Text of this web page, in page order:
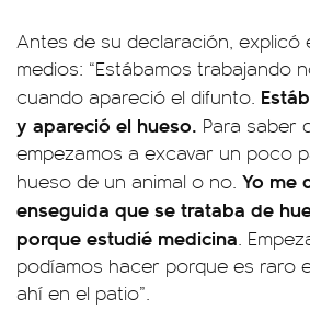
Antes de su declaración, explicó
medios: “Estábamos trabajando
cuando apareció el difunto.
y apareció el hueso. Para saber
empezamos a excavar un poco
hueso de un animal o no. Yo me
enseguida que se trataba de
porque estudié medicina.
podíamos hacer porque es raro
ahí en el patio”.